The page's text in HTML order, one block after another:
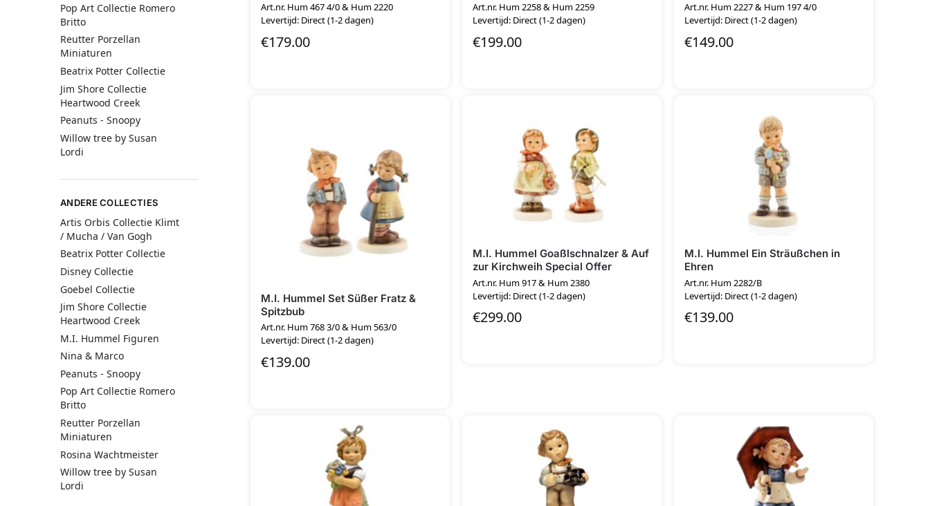
Art.nr. Hum 467 4/0 & Hum 2220
Levertijd: Direct (1-2 dagen)
€179.00
Art.nr. Hum 2258 & Hum 2259
Levertijd: Direct (1-2 dagen)
€199.00
Art.nr. Hum 2227 & Hum 197 4/0
Levertijd: Direct (1-2 dagen)
€149.00
M.I. Hummel Set Süßer Fratz &
Spitzbub
Art.nr. Hum 768 3/0 & Hum 563/0
Levertijd: Direct (1-2 dagen)
€139.00
M.I. Hummel Goaßlschnalzer & Auf
zur Kirchweih Special Offer
Art.nr. Hum 917 & Hum 2380
Levertijd: Direct (1-2 dagen)
€299.00
M.I. Hummel Ein Sträußchen in
Ehren
Art.nr. Hum 2282/B
Levertijd: Direct (1-2 dagen)
€139.00
Pop Art Collectie Romero
Britto
Reutter Porzellan
Miniaturen
Beatrix Potter Collectie
Jim Shore Collectie
Heartwood Creek
Peanuts - Snoopy
Willow tree by Susan
Lordi
ANDERE COLLECTIES
Artis Orbis Collectie Klimt
/ Mucha / Van Gogh
Beatrix Potter Collectie
Disney Collectie
Goebel Collectie
Jim Shore Collectie
Heartwood Creek
M.I. Hummel Figuren
Nina & Marco
Peanuts - Snoopy
Pop Art Collectie Romero
Britto
Reutter Porzellan
Miniaturen
Rosina Wachtmeister
Willow tree by Susan
Lordi